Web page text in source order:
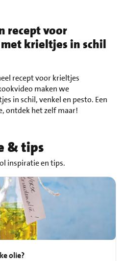
recept voor
krieltjes in schil
recept voor krieltjes
maken we
in schil, venkel en pesto. Een
ontdek het zelf maar!
& tips
inspiratie en tips.
olie?